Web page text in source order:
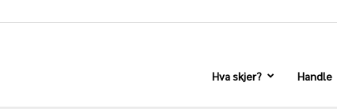
Hva skjer? Handle